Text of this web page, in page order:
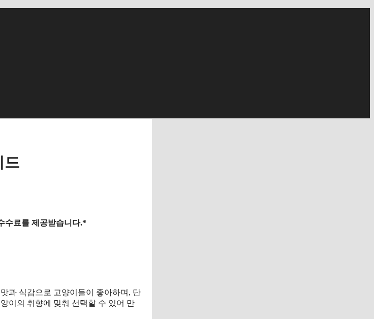
드
수료를 제공받습니다.*
과 식감으로 고양이들이 좋아하며, 단
이의 취향에 맞춰 선택할 수 있어 만